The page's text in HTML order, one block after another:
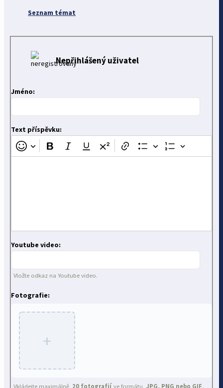
Seznam témat
Nepřihlášený uživatel
Jméno:
Text příspěvku:
Youtube video:
Vložte odkaz na Youtube video.
Fotografie:
+
Vkládejte maximálně 20 fotografií ve formátu JPG, PNG nebo GIF .